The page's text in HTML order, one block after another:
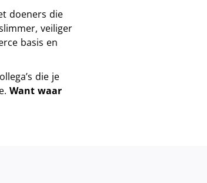
doeners die
veiliger
basis en
die je
Want waar